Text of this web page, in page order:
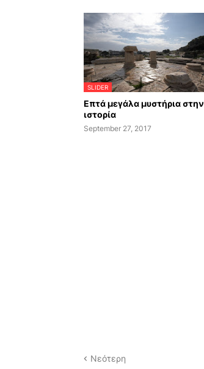
SLIDER
Επτά μεγάλα μυστήρια στην
ιστορία
September 27, 2017
Νεότερη